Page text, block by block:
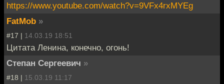
https://www.youtube.com/watch?v=9VFx4rxMYEg
FatMob »
#17 | 14.03.19 18:51
Цитата Ленина, конечно, огонь!
Степан Сергеевич »
#18 | 15.03.19 11:17